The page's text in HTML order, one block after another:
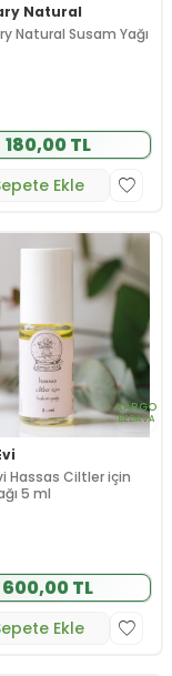
Natural
Natural Susam Yağı
180,00 TL
Ekle
KARGO
BEDAVA
Hassas Ciltler için
5 ml
600,00 TL
Ekle